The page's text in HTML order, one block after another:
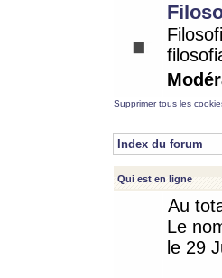
Supprimer tous les
Index du forum
Qui est en ligne
Au
Le
le 29